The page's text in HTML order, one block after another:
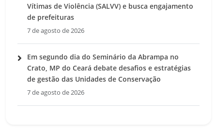
Vítimas de Violência (SALVV) e busca engajamento
de prefeituras
7 de agosto de 2026
Em segundo dia do Seminário da Abrampa no
Crato, MP do Ceará debate desafios e estratégias
de gestão das Unidades de Conservação
7 de agosto de 2026